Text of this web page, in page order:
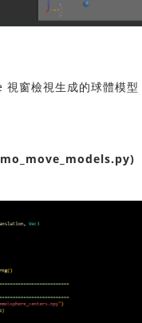
窗檢視生成的球體模型